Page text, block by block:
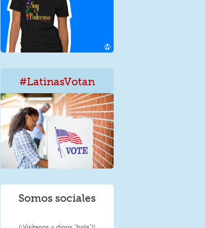
#LatinasVotan
LatinxVotan.png
Somos sociales